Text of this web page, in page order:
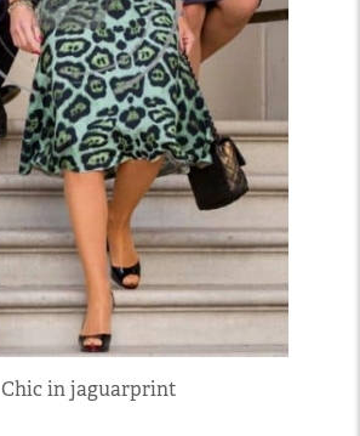
Chic in jaguarprint